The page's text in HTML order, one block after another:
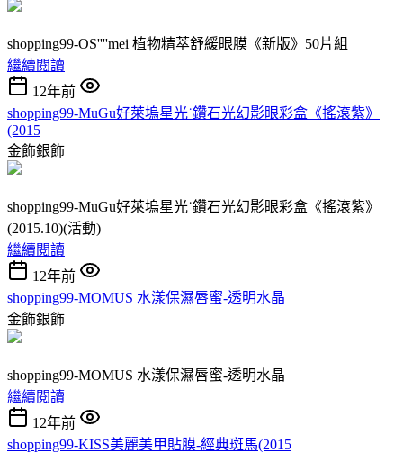
shopping99-OS''''mei 植物精萃舒緩眼膜《新版》50片組
繼續閱讀
12年前
shopping99-MuGu好萊塢星光˙鑽石光幻影眼彩盒《搖滾紫》
(2015
金飾銀飾
shopping99-MuGu好萊塢星光˙鑽石光幻影眼彩盒《搖滾紫》
(2015.10)(活動)
繼續閱讀
12年前
shopping99-MOMUS 水漾保濕唇蜜-透明水晶
金飾銀飾
shopping99-MOMUS 水漾保濕唇蜜-透明水晶
繼續閱讀
12年前
shopping99-KISS美麗美甲貼膜-經典斑馬(2015